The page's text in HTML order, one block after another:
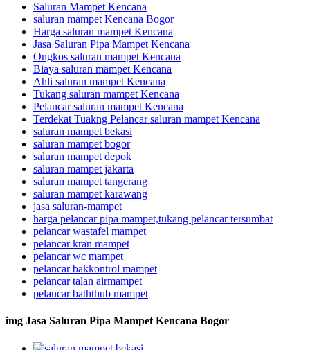
Saluran Mampet Kencana
saluran mampet Kencana Bogor
Harga saluran mampet Kencana
Jasa Saluran Pipa Mampet Kencana
Ongkos saluran mampet Kencana
Biaya saluran mampet Kencana
Ahli saluran mampet Kencana
Tukang saluran mampet Kencana
Pelancar saluran mampet Kencana
Terdekat Tuakng Pelancar saluran mampet Kencana
saluran mampet bekasi
saluran mampet bogor
saluran mampet depok
saluran mampet jakarta
saluran mampet tangerang
saluran mampet karawang
jasa saluran-mampet
harga pelancar pipa mampet,tukang pelancar tersumbat
pelancar wastafel mampet
pelancar kran mampet
pelancar wc mampet
pelancar bakkontrol mampet
pelancar talan airmampet
pelancar baththub mampet
img Jasa Saluran Pipa Mampet Kencana Bogor